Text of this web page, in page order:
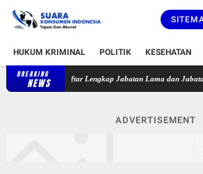
HUKUM KRIMINAL POLITIK KESEHATAN
BREAKING
NEWS
Berikut Daftar Lengkap Jabatan Lama dan Jabatan Baru
ADVERTISEMENT